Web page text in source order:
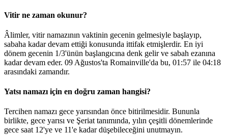
Vitir ne zaman okunur?
Âlimler, vitir namazının vaktinin gecenin gelmesiyle başlayıp,
sabaha kadar devam ettiği konusunda ittifak etmişlerdir. En iyi
dönem gecenin 1/3'ünün başlangıcına denk gelir ve sabah ezanına
kadar devam eder. 09 Ağustos'ta Romainville'da bu, 01:57 ile 04:18
arasındaki zamandır.
Yatsı namazı için en doğru zaman hangisi?
Tercihen namazı gece yarısından önce bitirilmesidir. Bununla
birlikte, gece yarısı ve Şeriat tanımında, yılın çeşitli dönemlerinde
gece saat 12'ye ve 11'e kadar düşebileceğini unutmayın.